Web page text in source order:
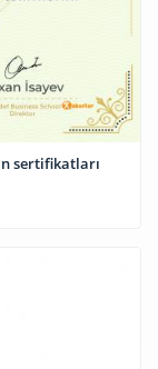
sertifikatları